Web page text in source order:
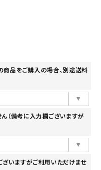
品をご購入の場合、別途送料
（備考に入力欄ございますが
いますがご利用いただけませ